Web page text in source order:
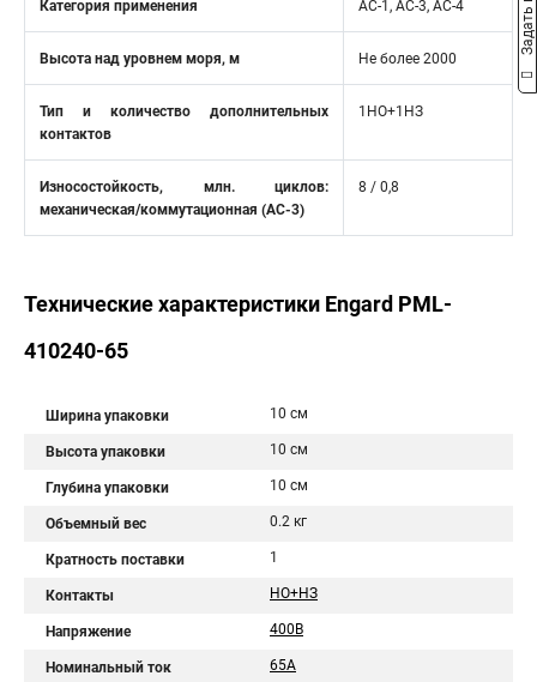
Категория применения AC-1, AC-3, AC-4
Высота над уровнем моря, м Не более 2000
Тип и количество дополнительных
контактов
1НО+1НЗ
Износостойкость, млн. циклов:
механическая/коммутационная (АС-3)
8 / 0,8
Технические характеристики Engard PML-
410240-65
Ширина упаковки 10 см
Высота упаковки 10 см
Глубина упаковки 10 см
Объемный вес 0.2 кг
Кратность поставки 1
Контакты НО+НЗ
Напряжение 400B
Номинальный ток 65А